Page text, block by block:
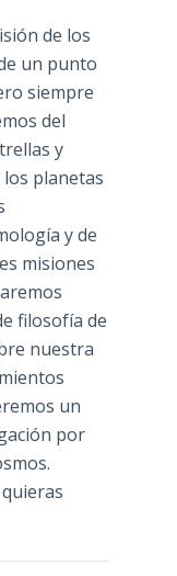
de los
un punto
siempre
del
y
los planetas
y de
misiones
filosofía de
nuestra
un
por